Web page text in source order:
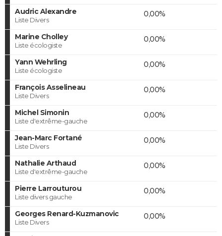
Audric Alexandre
Liste Divers
0,00%
Marine Cholley
Liste écologiste
0,00%
Yann Wehrling
Liste écologiste
0,00%
François Asselineau
Liste Divers
0,00%
Michel Simonin
Liste d'extrême-gauche
0,00%
Jean-Marc Fortané
Liste Divers
0,00%
Nathalie Arthaud
Liste d'extrême-gauche
0,00%
Pierre Larrouturou
Liste divers gauche
0,00%
Georges Renard-Kuzmanovic
Liste Divers
0,00%